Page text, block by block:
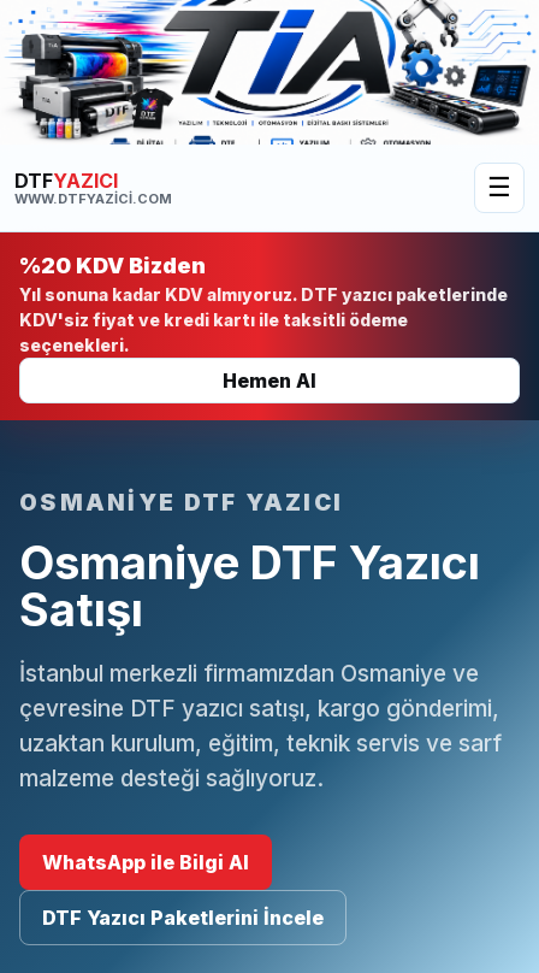
DTFYAZICI
WWW.DTFYAZICI.COM ☰
%20 KDV Bizden
Yıl sonuna kadar KDV almıyoruz. DTF yazıcı paketlerinde
KDV'siz fiyat ve kredi kartı ile taksitli ödeme
seçenekleri.
Hemen Al
OSMANIYE DTF YAZICI
Osmaniye DTF Yazıcı
Satışı
İstanbul merkezli firmamızdan Osmaniye ve
çevresine DTF yazıcı satışı, kargo gönderimi,
uzaktan kurulum, eğitim, teknik servis ve sarf
malzeme desteği sağlıyoruz.
WhatsApp ile Bilgi Al
DTF Yazıcı Paketlerini İncele